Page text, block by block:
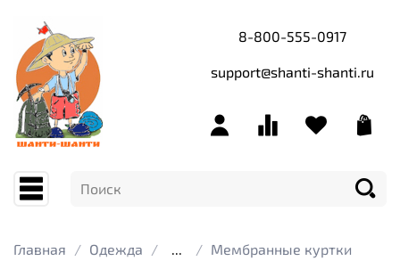
8-800-555-0917
support@shanti-shanti.ru
Главная Одежда Мембранные куртки